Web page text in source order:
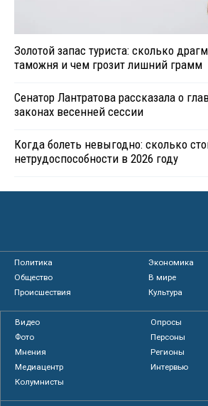
Золотой запас туриста: сколько
таможня и чем грозит лишний грамм
Сенатор Лантратова рассказала о
законах весенней сессии
Когда болеть невыгодно: сколько
нетрудоспособности в 2026 году
Политика
Экономика
Общество
В мире
Происшествия
Культура
Видео
Опросы
Фото
Персоны
Мнения
Регионы
Медиацентр
Интервью
Колумнисты